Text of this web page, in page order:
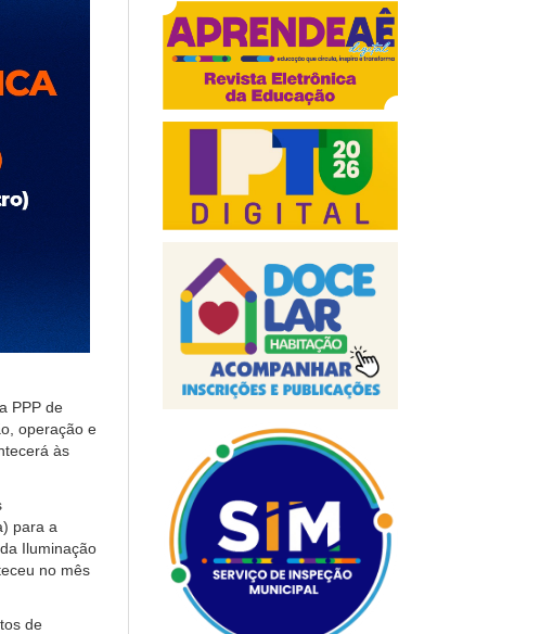
PPP de
operação e
às
para a
Iluminação
no mês
de